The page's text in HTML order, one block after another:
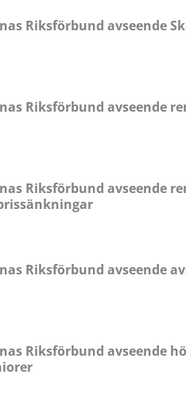
Riksförbund avseende
Riksförbund avseende
Riksförbund avseende
Riksförbund avseende
Riksförbund avseende